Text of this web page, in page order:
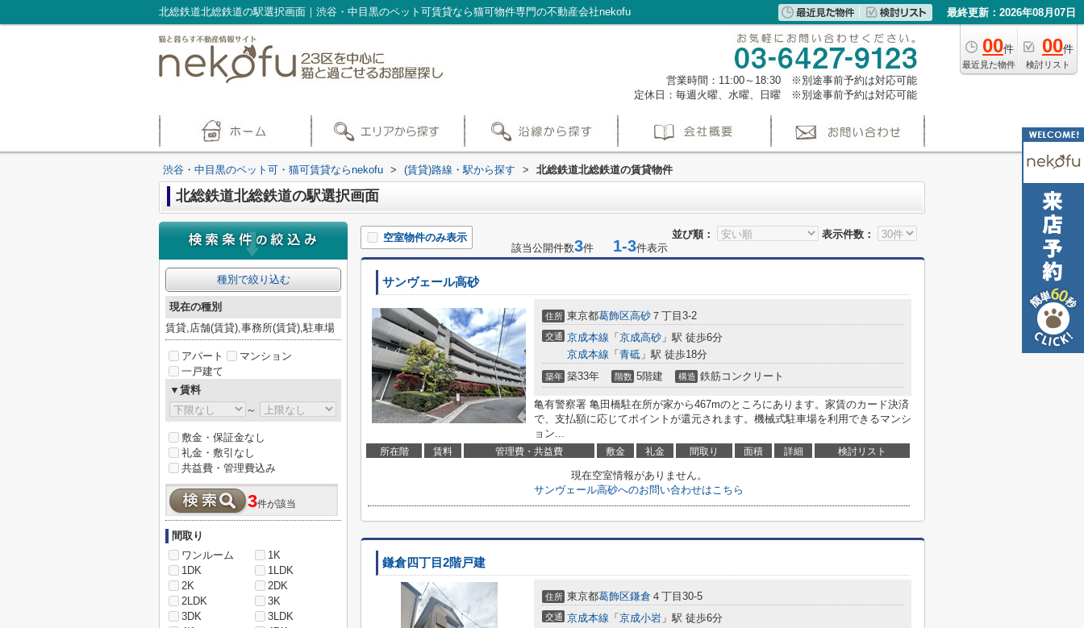
北総鉄道北総鉄道の駅選択画面｜渋谷・中目黒のペット可賃貸なら猫可物件専門の不動産会社nekofu 最終更新：2026年08月07日
00件
最近見た物件
00件
検討リスト
営業時間：11:00～18:30 ※別途事前予約は対応可能
定休日：毎週火曜、水曜、日曜 ※別途事前予約は対応可能
渋谷・中目黒のペット可・猫可賃貸ならnekofu > (賃貸)路線・駅から探す > 北総鉄道北総鉄道の賃貸物件
北総鉄道北総鉄道の駅選択画面
並び順： 表示件数：
空室物件のみ表示
該当公開件数3件 1-3件表示
サンヴェール高砂
住所 東京都葛飾区高砂 ７丁目3-2
交通 京成本線 「 京成高砂 」駅 徒歩6分
京成本線 「 青砥 」駅 徒歩18分
築年 築33年 階数 5階建 構造 鉄筋コンクリート
亀有警察署 亀田橋駐在所が家から467mのところにあります。家賃のカード決済
で、支払額に応じてポイントが還元されます。機械式駐車場を利用できるマンシ
ョン...
所在階 賃料 管理費・共益費 敷金 礼金 間取り 面積 詳細 検討リスト
現在空室情報がありません。
サンヴェール高砂へのお問い合わせはこちら
鎌倉四丁目2階戸建
住所 東京都葛飾区鎌倉 ４丁目30-5
交通 京成本線 「 京成小岩 」駅 徒歩6分
種別で絞り込む
現在の種別
賃貸,店舗(賃貸),事務所(賃貸),駐車場
アパート
マンション
一戸建て
▼賃料
～
敷金・保証金なし
礼金・敷引なし
共益費・管理費込み
3件が該当
間取り
ワンルーム
1K
1DK
1LDK
2K
2DK
2LDK
3K
3DK
3LDK